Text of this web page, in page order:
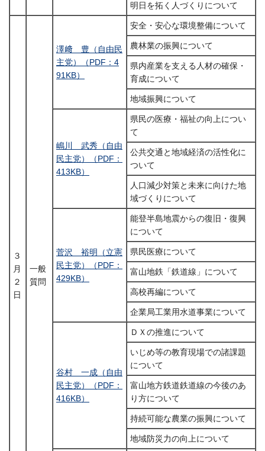
明日を拓く人づくりについて
３
月
２
日
一般
質問
澤﨑 豊（自由民
主党）（PDF：4
91KB）
安全・安心な環境整備について
農林業の振興について
県内産業を支える人材の確保・
育成について
地域振興について
嶋川 武秀（自由
民主党）（PDF：
413KB）
県民の医療・福祉の向上につい
て
公共交通と地域経済の活性化に
ついて
人口減少対策と未来に向けた地
域づくりについて
菅沢 裕明（立憲
民主党）（PDF：
429KB）
能登半島地震からの復旧・復興
について
県民医療について
富山地鉄「鉄道線」について
高校再編について
企業局工業用水道事業について
谷村 一成（自由
民主党）（PDF：
416KB）
ＤＸの推進について
いじめ等の教育現場での諸課題
について
富山地方鉄道鉄道線の今後のあ
り方について
持続可能な農業の振興について
地域防災力の向上について